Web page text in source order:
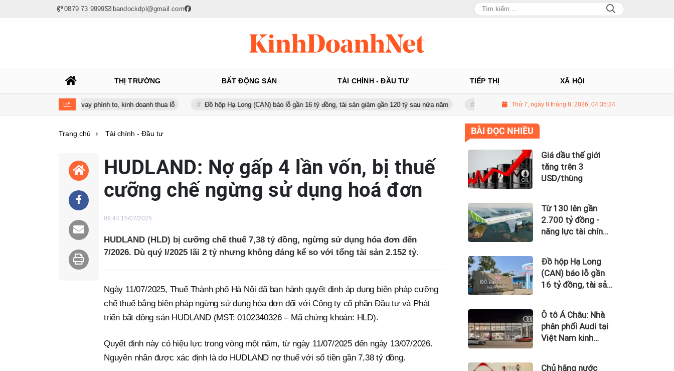
0879 73 9999 bandockdpl@gmail.com
THỊ TRƯỜNG BẤT ĐỘNG SẢN TÀI CHÍNH - ĐẦU TƯ TIẾP THỊ XÃ HỘI
giữa lúc nợ vay phình to, kinh doanh thua lỗ Đồ hộp Hạ Long (CAN) báo lỗ gần 16 tỷ đồng, tài sản giảm gần 120 tỷ sau nửa năm Từ 130 lên gần 2.700 tỷ đồng - năng lực tài chính của Bamboo Airways nhìn
Thứ 7, ngày 8 tháng 8, 2026, 04:35:25
Trang chủ Tài chính - Đầu tư
HUDLAND: Nợ gấp 4 lần vốn, bị thuế
cưỡng chế ngừng sử dụng hoá đơn
09:44 15/07/2025
HUDLAND (HLD) bị cưỡng chế thuế 7,38 tỷ đồng, ngừng sử dụng hóa đơn đến
7/2026. Dù quý I/2025 lãi 2 tỷ nhưng không đáng kể so với tổng tài sản 2.152 tỷ.
Ngày 11/07/2025, Thuế Thành phố Hà Nội đã ban hành quyết định áp dụng biện pháp cưỡng
chế thuế bằng biện pháp ngừng sử dụng hóa đơn đối với Công ty cổ phần Đầu tư và Phát
triển bất động sản HUDLAND (MST: 0102340326 – Mã chứng khoán: HLD).
Quyết định này có hiệu lực trong vòng một năm, từ ngày 11/07/2025 đến ngày 13/07/2026.
Nguyên nhân được xác định là do HUDLAND nợ thuế với số tiền gần 7,38 tỷ đồng.
BÀI ĐỌC NHIỀU
Giá dầu thế giới
tăng trên 3
USD/thùng
Từ 130 lên gần
2.700 tỷ đồng -
năng lực tài chính
Airways nhìn từ
công nợ với ACV
Đồ hộp Hạ Long
(CAN) báo lỗ gần
16 tỷ đồng, tài sản
sau nửa năm
Ô tô Á Châu: Nhà
phân phối Audi tại
Việt Nam kinh
Chủ hãng nước